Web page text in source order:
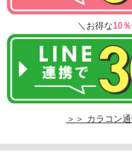
＼お得な10
＞＞ カラコン